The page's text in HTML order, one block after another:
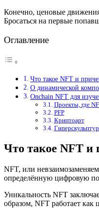
Конечно, ценовые
Бросаться на первые
Оглавление
Что такое NFT и
О динамической
Onchain NFT для
Проекты, где
PFP
Криптоарт
Что такое NFT и
NFT, или
определённую цифровую
Уникальность NFT
образом, NFT работает